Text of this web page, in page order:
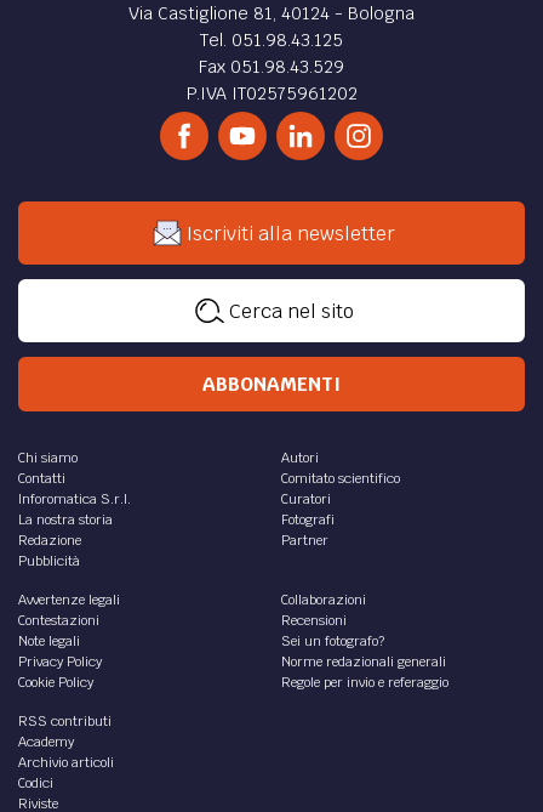
Via Castiglione 81, 40124 - Bologna
Tel. 051.98.43.125
Fax 051.98.43.529
P.IVA IT02575961202
Iscriviti alla newsletter
Cerca nel sito
ABBONAMENTI
Chi siamo
Contatti
Inforomatica S.r.l.
La nostra storia
Redazione
Pubblicità
Autori
Comitato scientifico
Curatori
Fotografi
Partner
Avvertenze legali
Contestazioni
Note legali
Privacy Policy
Cookie Policy
Collaborazioni
Recensioni
Sei un fotografo?
Norme redazionali generali
Regole per invio e referaggio
RSS contributi
Academy
Archivio articoli
Codici
Riviste